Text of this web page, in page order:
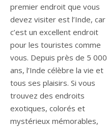
premier endroit que vous
devez visiter est l’Inde, car
c’est un excellent endroit
pour les touristes comme
vous. Depuis près de 5 000
ans, l’Inde célèbre la vie et
tous ses plaisirs. Si vous
trouvez des endroits
exotiques, colorés et
mystérieux mémorables,